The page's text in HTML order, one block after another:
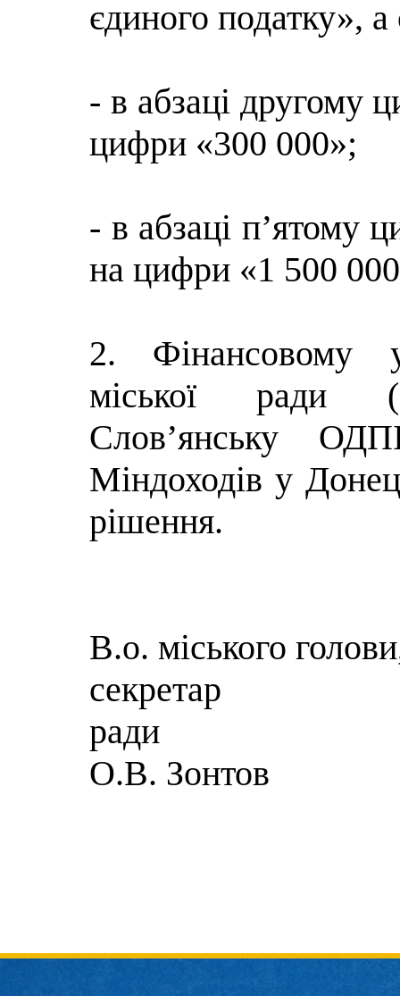
єдиного податку»,
- в абзаці другому
цифри «300 000»;
- в абзаці п’ятому
на цифри «1 500
2. Фінансовому
міської ради
Слов’янську
Міндоходів у
рішення.
В.о. міського
О.В. Зонтов